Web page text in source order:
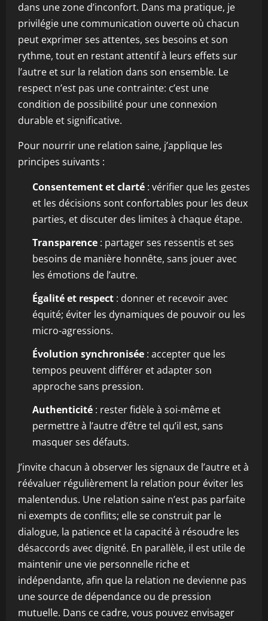
dans une zone d’inconfort. Dans ma pratique, je
privilégie une communication ouverte où chacun
peut exprimer ses attentes, ses besoins et son
rythme, tout en restant attentif à leurs effets sur
l’autre et sur la relation dans son ensemble. Le
respect n’est pas une contrainte: c’est une
condition de possibilité pour une connexion
durable et significative.
Pour nourrir une relation saine, j’applique les
principes suivants :
Consentement et clarté : vérifier que les gestes
et les décisions sont confortables pour les deux
parties, et discuter des limites à chaque étape.
Transparence : partager ses ressentis et ses
besoins de manière honnête, sans jouer avec
les émotions de l’autre.
Égalité et respect : donner et recevoir avec
équité; éviter les dynamiques de pouvoir ou les
micro-agressions.
Évolution synchronisée : accepter que les
tempos peuvent différer et adapter son
approche sans pression.
Authenticité : rester fidèle à soi-même et
permettre à l’autre d’être tel qu’il est, sans
masquer ses défauts.
J’invite chacun à observer les signaux de l’autre et à
réévaluer régulièrement la relation pour éviter les
malentendus. Une relation saine n’est pas parfaite
ni exempts de conflits; elle se construit par le
dialogue, la patience et la capacité à résoudre les
désaccords avec dignité. En parallèle, il est utile de
maintenir une vie personnelle riche et
indépendante, afin que la relation ne devienne pas
une source de dépendance ou de pression
mutuelle. Dans ce cadre, vous pouvez envisager